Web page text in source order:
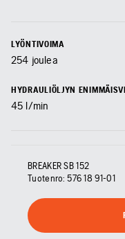
LYÖNTIVOIMA
254 joulea
HYDRAULIÖLJYN
45 l/min
BREAKER SB 152
Tuotenro: 576 18 91‑01